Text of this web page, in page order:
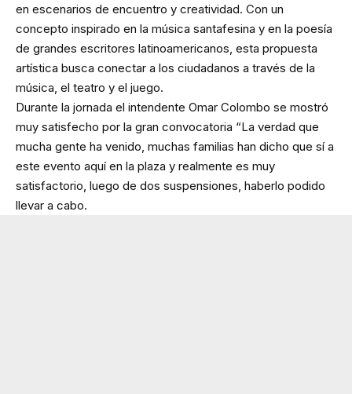
en escenarios de encuentro y creatividad. Con un
concepto inspirado en la música santafesina y en la poesía
de grandes escritores latinoamericanos, esta propuesta
artística busca conectar a los ciudadanos a través de la
música, el teatro y el juego.
Durante la jornada el intendente Omar Colombo se mostró
muy satisfecho por la gran convocatoria “La verdad que
mucha gente ha venido, muchas familias han dicho que sí a
este evento aquí en la plaza y realmente es muy
satisfactorio, luego de dos suspensiones, haberlo podido
llevar a cabo.